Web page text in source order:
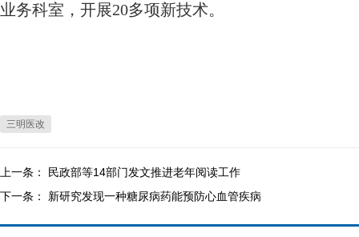
业务科室，开展20多项新技术。
三明医改
上一条：
民政部等14部门发文推进老年阅读工作
下一条： 新研究发现一种糖尿病药能预防心血管疾病